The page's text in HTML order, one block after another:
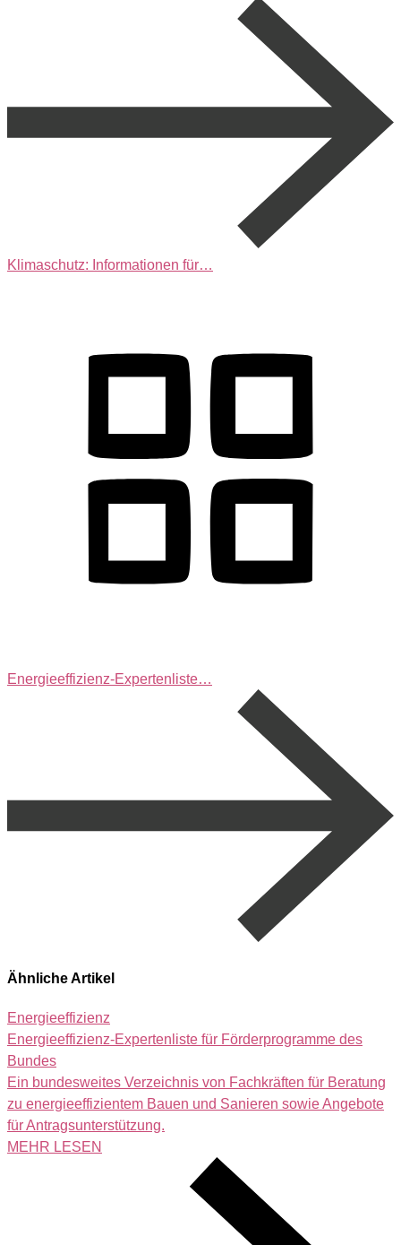
Klimaschutz: Informationen für…
Energieeffizienz-Expertenliste…
Ähnliche Artikel
Energieeffizienz
Energieeffizienz-Expertenliste für Förderprogramme des
Bundes
Ein bundesweites Verzeichnis von Fachkräften für Beratung
zu energieeffizientem Bauen und Sanieren sowie Angebote
für Antragsunterstützung.
MEHR LESEN